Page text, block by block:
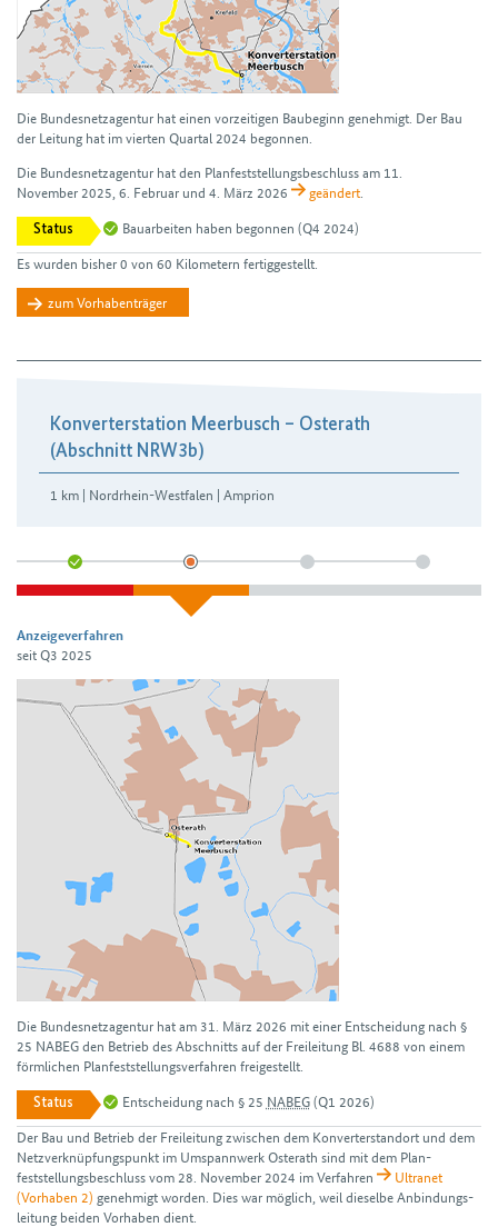
Die Bundesnetzagentur hat einen vor­zeitigen Bau­beginn genehmigt. Der Bau
der Leitung hat im vierten Quartal 2024 begonnen.
Die Bundesnetzagentur hat den Plan­feststellungs­beschluss am 11.
November 2025, 6. Februar und 4. März 2026
geändert.
Status Bauarbeiten haben begonnen (Q4 2024)
Es wurden bisher 0 von 60 Kilometern fertiggestellt.
zum Vorhabenträger
Konverterstation Meerbusch – Osterath
(Abschnitt NRW3b)
1 km | Nordrhein-Westfalen | Amprion
Anzeigeverfahren
seit Q3 2025
Die Bundesnetzagentur hat am 31. März 2026 mit einer Entscheidung nach §
25 NABEG den Betrieb des Abschnitts auf der Freileitung Bl. 4688 von einem
förmlichen Planfeststellungsverfahren freigestellt.
Status Entscheidung nach § 25 NABEG(Q1 2026)
Der Bau und Betrieb der Frei­leitung zwischen dem Konverter­standort und dem
Netz­verknüpfungs­punkt im Umspann­werk Osterath sind mit dem Plan­
feststellungs­beschluss vom 28. November 2024 im Verfahren
Ultranet
(Vorhaben 2) genehmigt worden. Dies war möglich, weil dieselbe Anbindungs­
leitung beiden Vorhaben dient.